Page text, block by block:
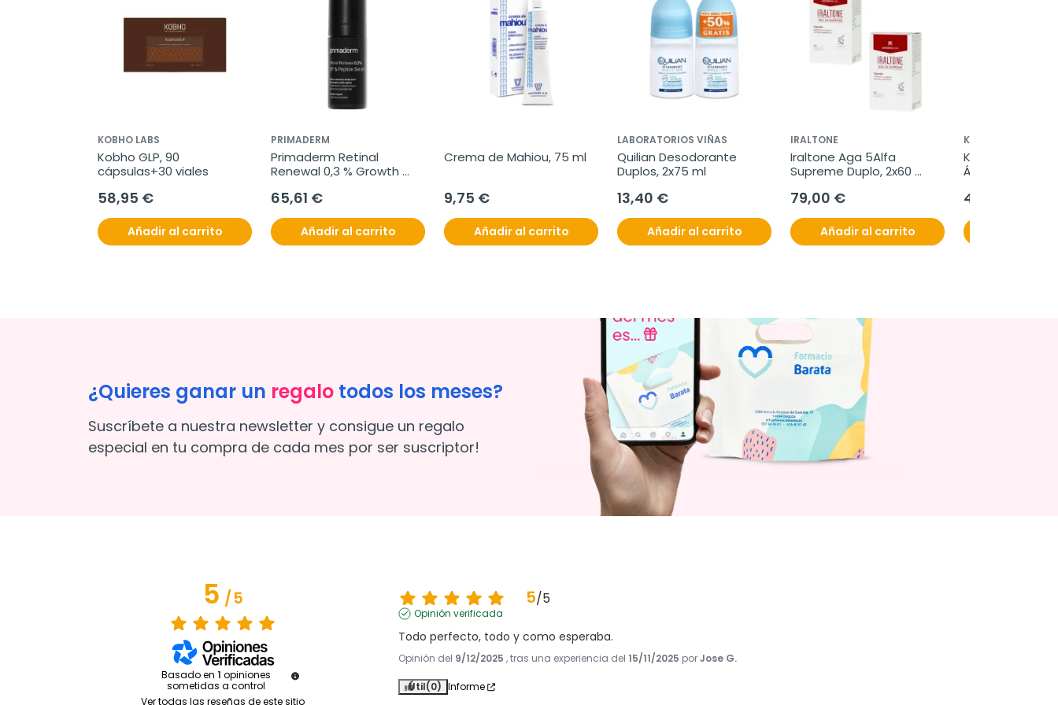
KOBHO LABS
Kobho GLP, 90
cápsulas+30 viales
58,95 €
Añadir al carrito
PRIMADERM
Primaderm Retinal
Renewal 0,3 % Growth
ml
65,61 €
Añadir al carrito
Crema de Mahiou, 75 ml
9,75 €
Añadir al carrito
LABORATORIOS VIÑAS
Quilian Desodorante
Duplos, 2x75 ml
13,40 €
Añadir al carrito
IRALTONE
Iraltone Aga 5Alfa
Supreme Duplo, 2x60
79,00 €
Añadir al carrito
KOBHO LABS
Kobho
Ácido
40,70 €
¿Quieres ganar un regalo todos los meses?
Suscríbete a nuestra newsletter y consigue un regalo
especial en tu compra de cada mes por ser suscriptor!
5/5
Basado en 1 opiniones
sometidas a control
Ver todas las reseñas de este sitio
5/5
Opinión verificada
Todo perfecto, todo y como esperaba.
Opinión del 9/12/2025 , tras una experiencia del 15/11/2025 porJose G.
Útil(0) Informe